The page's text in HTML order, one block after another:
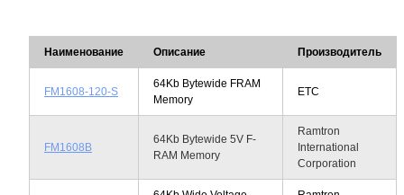
Наименование Описание Производитель
FM1608-120-S
64Kb Bytewide FRAM
Memory
ETC
FM1608B
64Kb Bytewide 5V F-
RAM Memory
Ramtron
International
Corporation